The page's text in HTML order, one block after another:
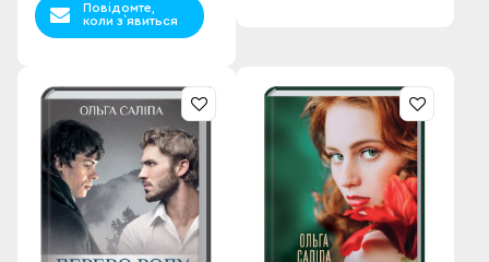
Повідомте,
коли з`явиться